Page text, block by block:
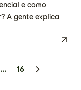
e como
A gente explica
... 16